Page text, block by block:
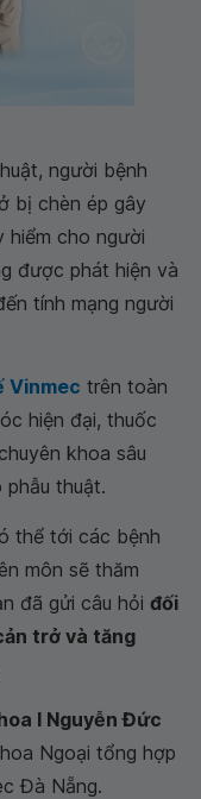
người bệnh
bị chèn ép gây
hiểm cho người
được phát hiện và
tính mạng người
Vinmec trên toàn
hiện đại, thuốc
khoa sâu
thuật.
thể tới các bệnh
môn sẽ thăm
đã gửi câu hỏi đối
trở và tăng
I Nguyễn Đức
Ngoại tổng hợp
Đà Nẵng.